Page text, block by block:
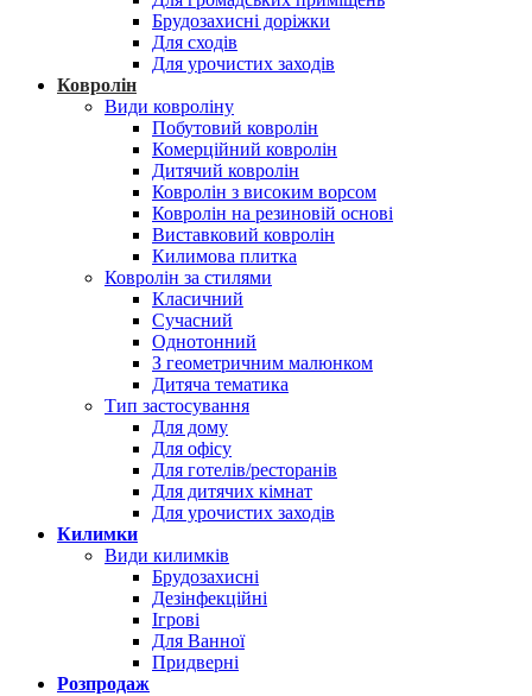
Брудозахисні доріжки
Для сходів
Для урочистих заходів
Ковролін
Види ковроліну
Побутовий ковролін
Комерційний ковролін
Дитячий ковролін
Ковролін з високим ворсом
Ковролін на резиновій основі
Виставковий ковролін
Килимова плитка
Ковролін за стилями
Класичний
Сучасний
Однотонний
З геометричним малюнком
Дитяча тематика
Тип застосування
Для дому
Для офісу
Для готелів/ресторанів
Для дитячих кімнат
Для урочистих заходів
Килимки
Види килимків
Брудозахисні
Дезінфекційні
Ігрові
Для Ванної
Придверні
Розпродаж